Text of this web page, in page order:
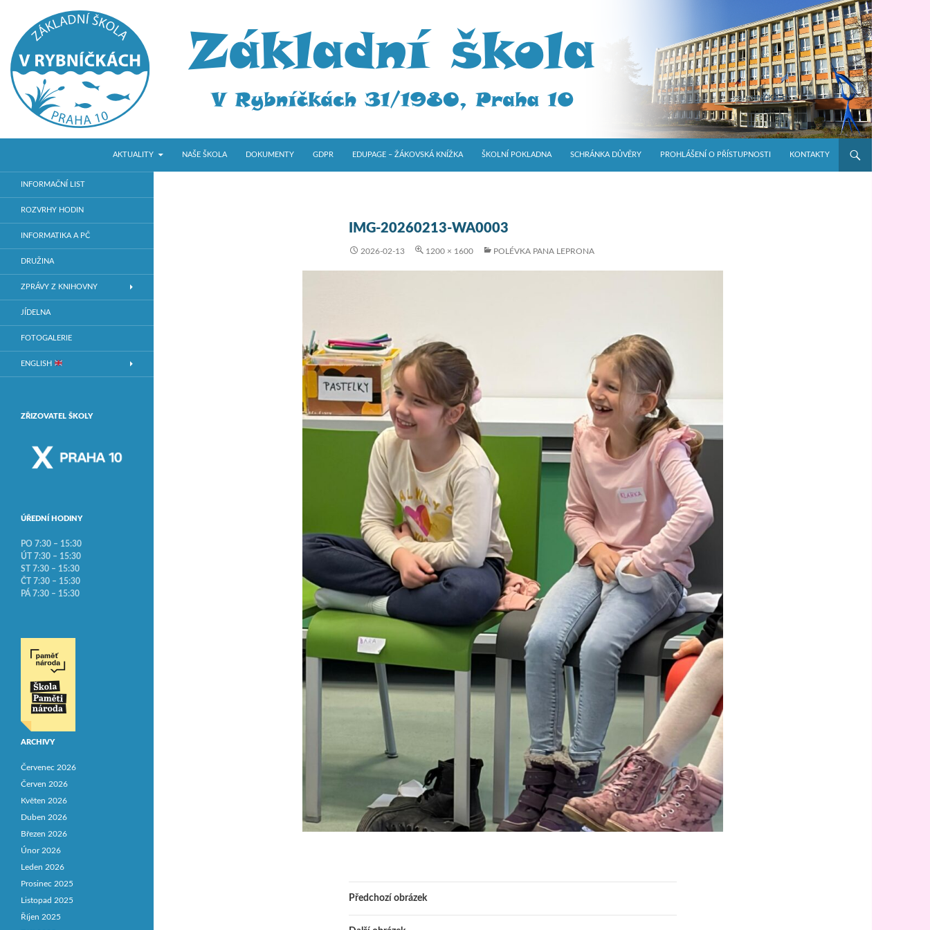
ZŠ V RybníčkáchAKTUALITY
NAŠE ŠKOLA DOKUMENTY GDPR EDUPAGE – ŽÁKOVSKÁ KNÍŽKA ŠKOLNÍ POKLADNA SCHRÁNKA DŮVĚRY PROHLÁŠENÍ O PŘÍSTUPNOSTI KONTAKTY
IMG-20260213-WA0003
2026-02-13 1200 × 1600 POLÉVKA PANA LEPRONA
Předchozí obrázek
Základní škola v Praze 10
INFORMAČNÍ LIST
ROZVRHY HODIN
INFORMATIKA A PČ
DRUŽINA
ZPRÁVY Z KNIHOVNY
JÍDELNA
FOTOGALERIE
ENGLISH
ZŘIZOVATEL ŠKOLY
ÚŘEDNÍ HODINY
PO 7:30 – 15:30
ÚT 7:30 – 15:30
ST 7:30 – 15:30
ČT 7:30 – 15:30
PÁ 7:30 – 15:30
ARCHIVY
Červenec 2026
Červen 2026
Květen 2026
Duben 2026
Březen 2026
Únor 2026
Leden 2026
Prosinec 2025
Listopad 2025
Říjen 2025